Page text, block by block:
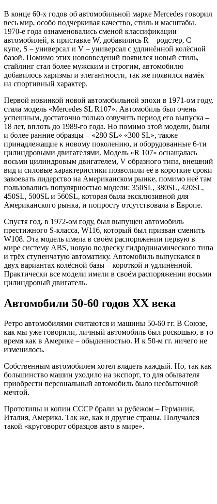
В конце 60-х годов об автомобильной марке Mercedes говорил
весь мир, особо подчеркивая качество, стиль и масштабы.
1970-е года ознаменовались сменой классификации
автомобилей, к приставке W, добавились R – родстер, C –
купе, S – универсал и V – универсал с удлинённой колёсной
базой. Помимо этих нововведений появился новый стиль,
стайлинг стал более мужским и строгим, автомобилю
добавилось харизмы и элегантности, так же появился намёк
на спортивный характер.
Первой новинкой новой автомобильной эпохи в 1971-ом году,
стала модель «Mercedes SL R107». Автомобиль был очень
успешным, достаточно только озвучить период его выпуска –
18 лет, вплоть до 1989-го года. Но помимо этой модели, были
и более ранние образцы – «280 SL» «300 SL», также
принадлежащие к новому поколению, и оборудованные 6-ти
цилиндровыми двигателями. Модель «R 107» оснащалась
восьми цилиндровым двигателем, V образного типа, внешний
вид и силовые характеристики позволили её в короткие сроки
завоевать лидерство на Американском рынке, помимо неё там
пользовались популярностью модели: 350SL, 380SL, 420SL,
450SL, 500SL и 560SL, которая была эксклюзивной для
Американского рынка, и попросту отсутствовала в Европе.
Спустя год, в 1972-ом году, был выпущен автомобиль
престижного S-класса, W116, который был призван сменить
W108. Эта модель имела в своём распоряжении первую в
мире систему ABS, новую подвеску гидродинамического типа
и трёх ступенчатую автоматику. Автомобиль выпускался в
двух вариантах колёсной базы – короткой и удлинённой.
Практически все модели имели в своём распоряжении восьми
цилиндровый двигатель.
Автомобили 50-60 годов XX века
Ретро автомобилями считаются и машины 50-60 гг. В Союзе,
как мы уже говорили, личный автомобиль был роскошью, в то
время как в Америке – обыденностью. И к 50-м гг. ничего не
изменилось.
Собственным автомобилем хотел владеть каждый. Но, так как
большинство машин уходило на экспорт, то для обывателя
приобрести персональный автомобиль было несбыточной
мечтой.
Прототипы и копии СССР брали за рубежом – Германия,
Италия, Америка. Так же, как и другие страны. Получался
такой «круговорот образцов авто в мире».